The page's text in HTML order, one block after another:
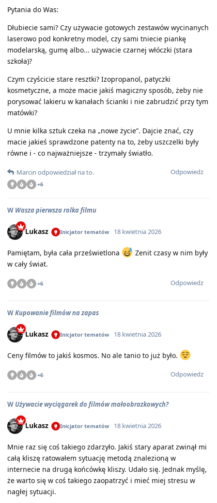
Pytania do Was:
Dłubiecie sami? Czy używacie gotowych zestawów wycinanych
laserowo pod konkretny model, czy sami tniecie piankę
modelarską, gumę albo... używacie czarnej włóczki (stara
szkoła)?
Czym czyścicie stare resztki? Izopropanol, patyczki
kosmetyczne, a może macie jakiś magiczny sposób, żeby nie
porysować lakieru w kanałach ścianki i nie zabrudzić przy tym
matówki?
U mnie kilka sztuk czeka na „nowe życie”. Dajcie znać, czy
macie jakieś sprawdzone patenty na to, żeby uszczelki były
równe i - co najważniejsze - trzymały światło.
Odpowiedz
Marcin odpowiedział na to.
+6
W Wasza pierwsza rolka filmu
Lukasz Inicjator tematów 18 kwietnia 2026
Pamiętam, była cała prześwietlona
Zenit czasy w nim były
w cały świat.
Odpowiedz
+6
WKupowanie filmów na zapas
Lukasz Inicjator tematów 18 kwietnia 2026
Ceny filmów to jakiś kosmos. No ale tanio to już było.
Odpowiedz
+6
W Używacie wyciągarek do filmów małoobrazkowych?
Lukasz Inicjator tematów 18 kwietnia 2026
Mnie raz się coś takiego zdarzyło. Jakiś stary aparat zwinął mi
całą kliszę ratowałem sytuację metodą znalezioną w
internecie na drugą końcówkę kliszy. Udało się. Jednak myślę,
że warto się w coś takiego zaopatrzyć i mieć miej stresu w
nagłej sytuacji.